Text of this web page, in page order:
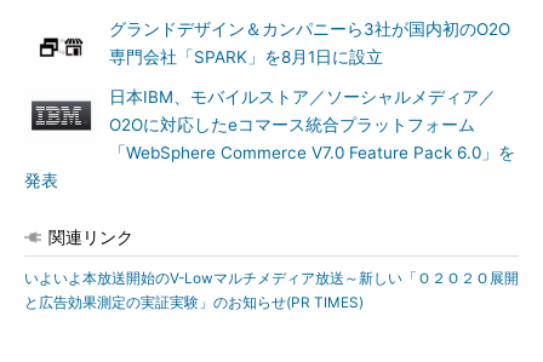
グランドデザイン＆カンパニーら3社が国内初のO2O
専門会社「SPARK」を8月1日に設立
日本IBM、モバイルストア／ソーシャルメディア／
O2Oに対応したeコマース統合プラットフォーム
「WebSphere Commerce V7.0 Feature Pack 6.0」を
発表
関連リンク
いよいよ本放送開始のV-Lowマルチメディア放送～新しい「Ｏ２Ｏ２Ｏ展開
と広告効果測定の実証実験」のお知らせ(PR TIMES)